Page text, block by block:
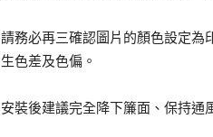
請務必再三確認圖片的顏色設定為
生色差及色偏。
安裝後建議完全降下簾面、保持通